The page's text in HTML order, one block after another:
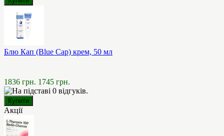
Блю Кап (Blue Cap) крем, 50 мл
1836 грн. 1745 грн.
Акції